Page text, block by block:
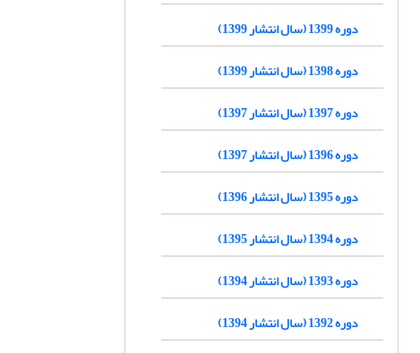
دوره 1399 (سال انتشار 1399)
دوره 1398 (سال انتشار 1399)
دوره 1397 (سال انتشار 1397)
دوره 1396 (سال انتشار 1397)
دوره 1395 (سال انتشار 1396)
دوره 1394 (سال انتشار 1395)
دوره 1393 (سال انتشار 1394)
دوره 1392 (سال انتشار 1394)